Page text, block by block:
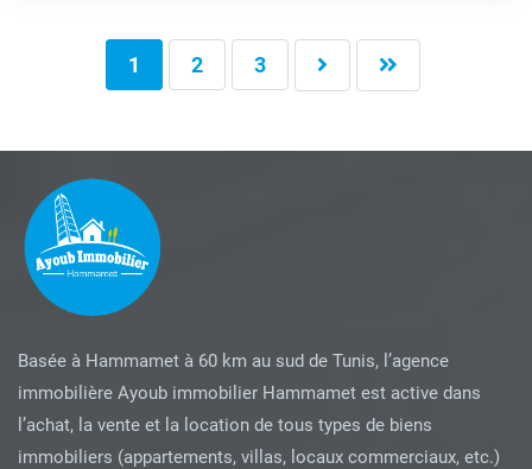
1 2 3
Basée à Hammamet à 60 km au sud de Tunis, l’agence
immobilière Ayoub immobilier Hammamet est active dans
l’achat, la vente et la location de tous types de biens
immobiliers (appartements, villas, locaux commerciaux, etc.)